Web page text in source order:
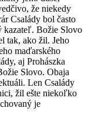
že niekedy
Családy bol často
kazateľ. Božie Slovo
tak, ako žil. Jeho
maďarského
aj Prohászka
Slovo. Obaja
Len Családy
žil ešte niekoľko
je